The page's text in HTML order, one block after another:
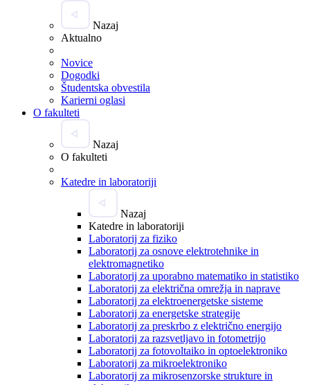
Nazaj
Aktualno
Novice
Dogodki
Študentska obvestila
Karierni oglasi
O fakulteti
Nazaj
O fakulteti
Katedre in laboratoriji
Nazaj
Katedre in laboratoriji
Laboratorij za fiziko
Laboratorij za osnove elektrotehnike in
elektromagnetiko
Laboratorij za uporabno matematiko in statistiko
Laboratorij za električna omrežja in naprave
Laboratorij za elektroenergetske sisteme
Laboratorij za energetske strategije
Laboratorij za preskrbo z električno energijo
Laboratorij za razsvetljavo in fotometrijo
Laboratorij za fotovoltaiko in optoelektroniko
Laboratorij za mikroelektroniko
Laboratorij za mikrosenzorske strukture in